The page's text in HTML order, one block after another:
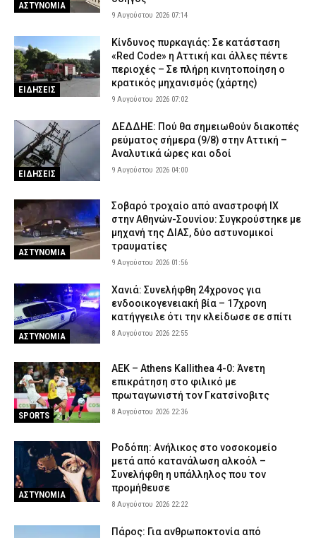
Φωτιά σε χαμηλή βλάστηση στη Σίνδο Θεσσαλονίκης – Ισχυρή
κινητοποίηση της Πυροσβεστικής
8 Αυγούστου 2026 16:01
Λευκάδα: Συνελήφθη 58χρονος μετά την καταγγελία της
συντρόφου του για ενδοοικογενειακή βία
ΑΣΤΥΝΟΜΙΑ 8 Αυγούστου 2026 15:48
Κέρκυρα: Απαγορεύτηκε ο απόπλους πλοίου με 26 επιβάτες
λόγω μηχανικής βλάβης
ΕΙΔΗΣΕΙΣ 8 Αυγούστου 2026 15:32
ΑΣΤΥΝΟΜΙΑ
9 Αυγούστου 2026 07:14
ΕΙΔΗΣΕΙΣ
Κίνδυνος πυρκαγιάς: Σε κατάσταση
«Red Code» η Αττική και άλλες πέντε
περιοχές – Σε πλήρη κινητοποίηση ο
κρατικός μηχανισμός (χάρτης)
9 Αυγούστου 2026 07:02
ΕΙΔΗΣΕΙΣ
ΔΕΔΔΗΕ: Πού θα σημειωθούν διακοπές
ρεύματος σήμερα (9/8) στην Αττική –
Αναλυτικά ώρες και οδοί
9 Αυγούστου 2026 04:00
ΑΣΤΥΝΟΜΙΑ
Σοβαρό τροχαίο από αναστροφή ΙΧ
στην Αθηνών-Σουνίου: Συγκρούστηκε με
μηχανή της ΔΙΑΣ, δύο αστυνομικοί
τραυματίες
9 Αυγούστου 2026 01:56
ΑΣΤΥΝΟΜΙΑ
Χανιά: Συνελήφθη 24χρονος για
ενδοοικογενειακή βία – 17χρονη
κατήγγειλε ότι την κλείδωσε σε σπίτι
8 Αυγούστου 2026 22:55
SPORTS
ΑΕΚ – Athens Kallithea 4-0: Άνετη
επικράτηση στο φιλικό με
πρωταγωνιστή τον Γκατσίνοβιτς
8 Αυγούστου 2026 22:36
ΑΣΤΥΝΟΜΙΑ
Ροδόπη: Ανήλικος στο νοσοκομείο
μετά από κατανάλωση αλκοόλ –
Συνελήφθη η υπάλληλος που τον
προμήθευσε
8 Αυγούστου 2026 22:22
Πάρος: Για ανθρωποκτονία από